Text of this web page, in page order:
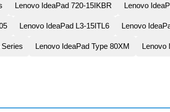
Lenovo IdeaPad 720-15IKBR Lenovo
Lenovo IdeaPad L3-15ITL6 Lenovo
Lenovo IdeaPad Type 80XM Lenovo